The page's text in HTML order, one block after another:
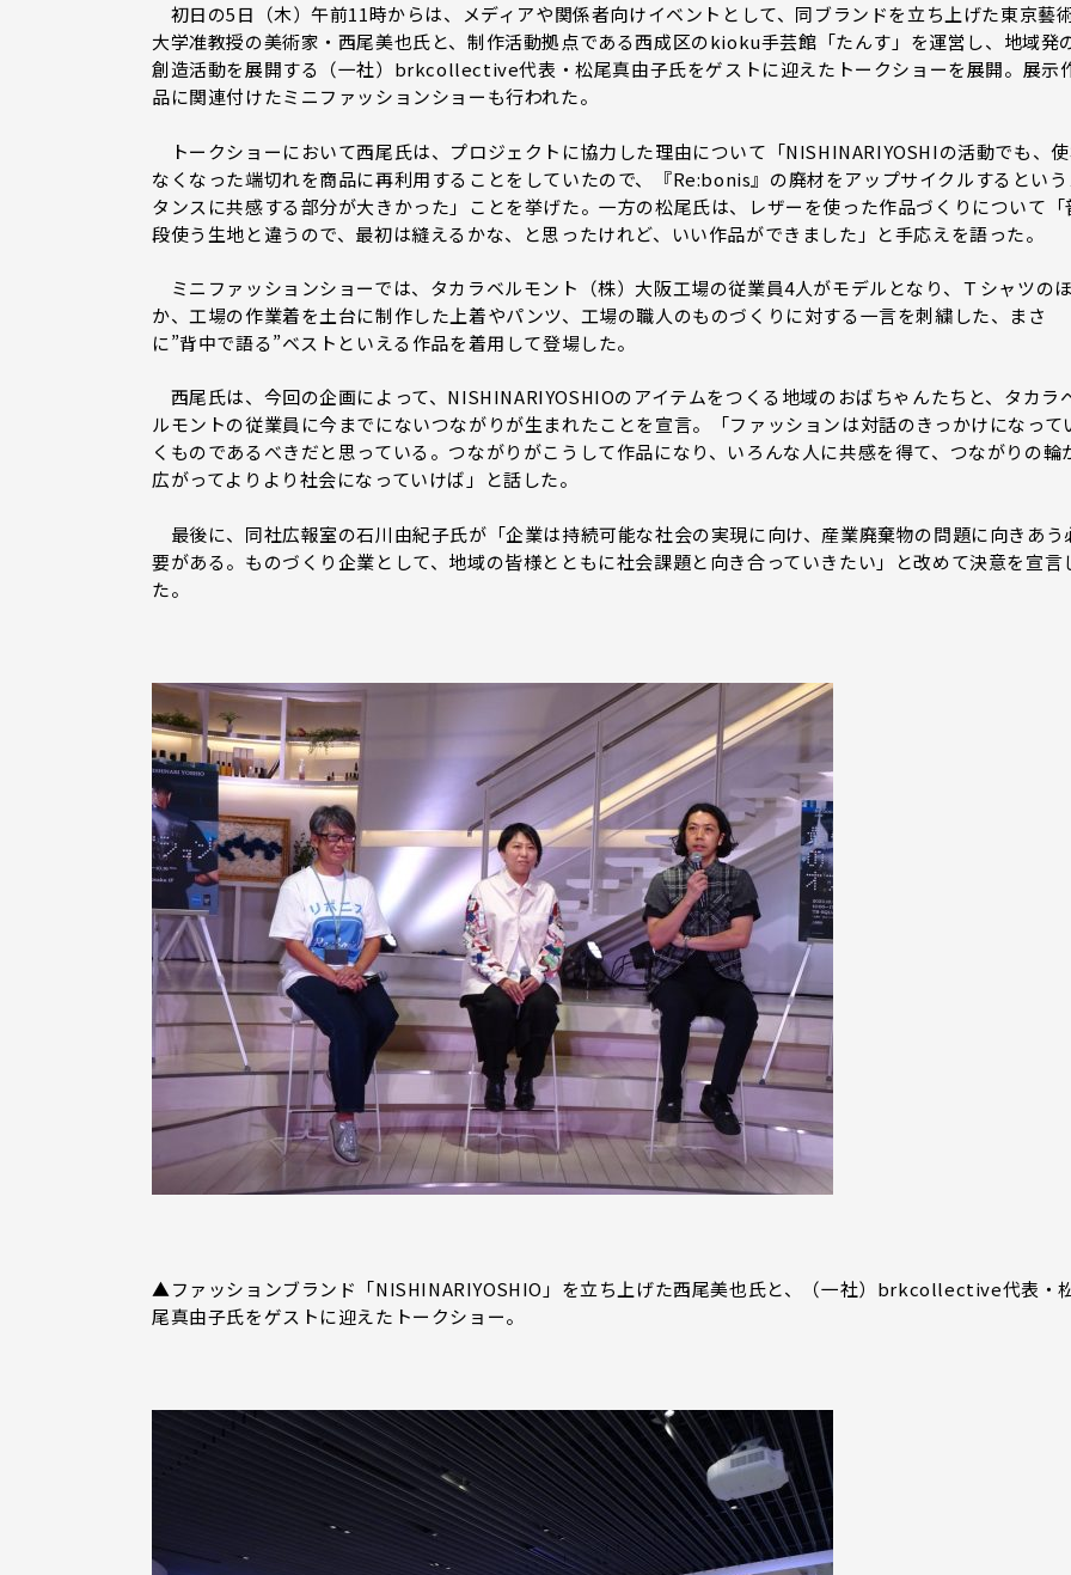
初日の5日（木）午前11時からは、メディアや関係者向けイベントとして、同ブランドを立ち上げた東京藝
大学准教授の美術家・西尾美也氏と、制作活動拠点である西成区のkioku手芸館「たんす」を運営し、地域発
創造活動を展開する（一社）brkcollective代表・松尾真由子氏をゲストに迎えたトークショーを展開。展示
品に関連付けたミニファッションショーも行われた。
トークショーにおいて西尾氏は、プロジェクトに協力した理由について「NISHINARIYOSHIの活動でも、
なくなった端切れを商品に再利用することをしていたので、『Re:bonis』の廃材をアップサイクルするとい
タンスに共感する部分が大きかった」ことを挙げた。一方の松尾氏は、レザーを使った作品づくりについて「
段使う生地と違うので、最初は縫えるかな、と思ったけれど、いい作品ができました」と手応えを語った。
ミニファッションショーでは、タカラベルモント（株）大阪工場の従業員4人がモデルとなり、Ｔシャツの
か、工場の作業着を土台に制作した上着やパンツ、工場の職人のものづくりに対する一言を刺繍した、まさ
に”背中で語る”ベストといえる作品を着用して登場した。
西尾氏は、今回の企画によって、NISHINARIYOSHIOのアイテムをつくる地域のおばちゃんたちと、タカラ
ルモントの従業員に今までにないつながりが生まれたことを宣言。「ファッションは対話のきっかけになって
くものであるべきだと思っている。つながりがこうして作品になり、いろんな人に共感を得て、つながりの輪
広がってよりより社会になっていけば」と話した。
最後に、同社広報室の石川由紀子氏が「企業は持続可能な社会の実現に向け、産業廃棄物の問題に向きあう
要がある。ものづくり企業として、地域の皆様とともに社会課題と向き合っていきたい」と改めて決意を宣言
た。
▲ファッションブランド「NISHINARIYOSHIO」を立ち上げた西尾美也氏と、（一社）brkcollective代表・
尾真由子氏をゲストに迎えたトークショー。